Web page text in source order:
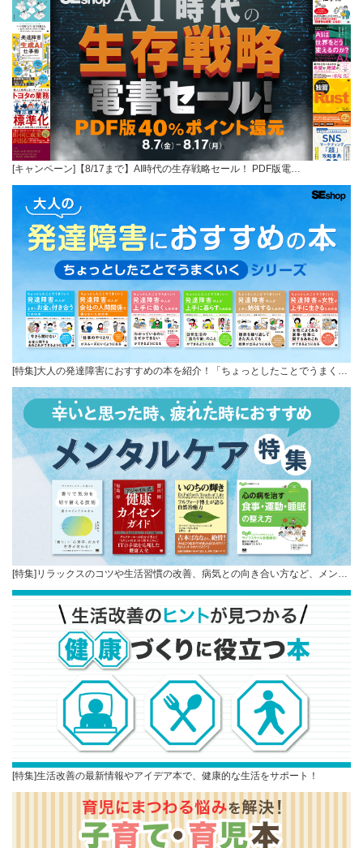
[キャンペーン]【8/17まで】AI時代の生存戦略セール！ PDF版電…
[特集]大人の発達障害におすすめの本を紹介！「ちょっとしたことでうまく…
[特集]リラックスのコツや生活習慣の改善、病気との向き合い方など、メン…
[特集]生活改善の最新情報やアイデア本で、健康的な生活をサポート！